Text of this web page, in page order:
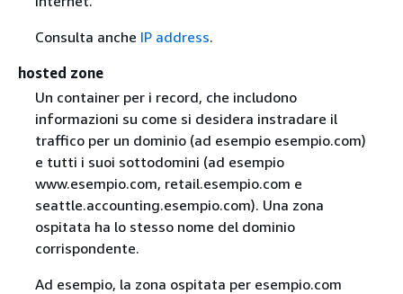
Consulta anche IP address.
hosted zone
Un container per i record, che includono
informazioni su come si desidera instradare il
traffico per un dominio (ad esempio esempio.com)
e tutti i suoi sottodomini (ad esempio
www.esempio.com, retail.esempio.com e
seattle.accounting.esempio.com). Una zona
ospitata ha lo stesso nome del dominio
corrispondente.
Ad esempio, la zona ospitata per esempio.com